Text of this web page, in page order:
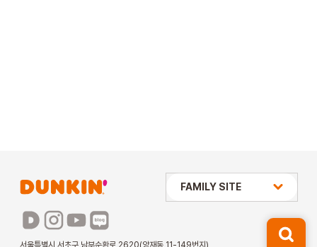
서울특별시 서초구 남부순환로 2620(양재동 11-149번지)
상미당 HOLDINGS
파리바게뜨
FAMILY SITE